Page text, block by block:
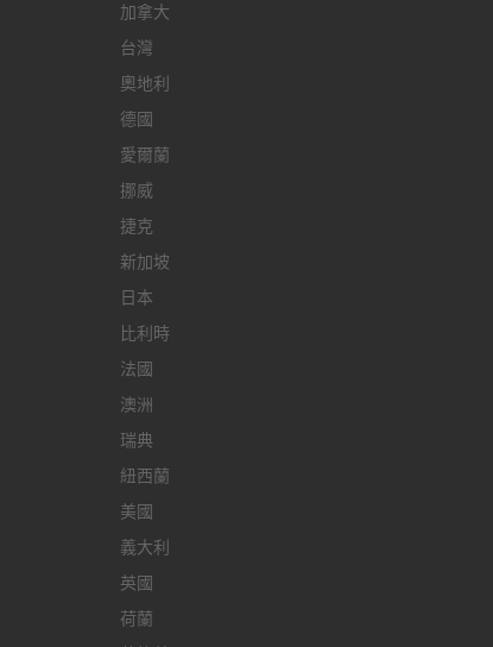
加拿大
台灣
奧地利
德國
愛爾蘭
挪威
捷克
新加坡
日本
比利時
法國
澳洲
瑞典
紐西蘭
美國
義大利
英國
荷蘭